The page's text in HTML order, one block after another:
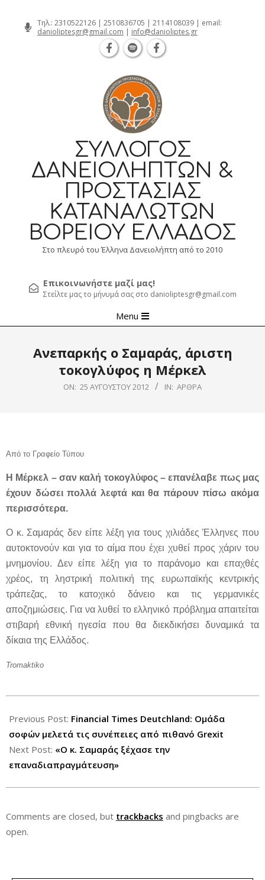
Τηλ.: 2310522126 | 2510836705 | 2114108039 | email:
danioliptesgr@gmail.com | info@danioliptes.gr
ΣΎΛΛΟΓΟΣ
ΔΑΝΕΙΟΛΗΠΤΏΝ &
ΠΡΟΣΤΑΣΊΑΣ
ΚΑΤΑΝΑΛΩΤΏΝ
ΒΟΡΕΊΟΥ ΕΛΛΆΔΟΣ
Στο πλευρό του Έλληνα Δανειολήπτη από το 2010
Επικοινωνήστε μαζί μας!
Στείλτε μας το μήνυμά σας στο danioliptesgr@gmail.com
Navigation
Menu
Ανεπαρκής ο Σαμαράς, άριστη
τοκογλύφος η Μέρκελ
ON: 25 ΑΥΓΟΎΣΤΟΥ 2012 IN: ΆΡΘΡΑ
Από το Γραφείο Τύπου
Η Μέρκελ – σαν καλή τοκογλύφος – επανέλαβε πως μας
έχουν δώσει πολλά λεφτά και θα πάρουν πίσω ακόμα
περισσότερα.
Ο κ. Σαμαράς δεν είπε λέξη για τους χιλιάδες Έλληνες που
αυτοκτονούν και για το αίμα που έχει χυθεί προς χάριν του
μνημονίου. Δεν είπε λέξη για το παράνομο και επαχθές
χρέος, τη ληστρική πολιτική της ευρωπαϊκής κεντρικής
τράπεζας, το κατοχικό δάνειο και τις γερμανικές
αποζημιώσεις. Για να λυθεί το ελληνικό πρόβλημα απαιτείται
στιβαρή εθνική ηγεσία που θα διεκδικήσει δυναμικά τα
δίκαια της Ελλάδος.
Tromaktiko
08-
25
Previous Post: Financial Times Deutchland: Ομάδα
σοφών μελετά τις συνέπειες από πιθανό Grexit
Next Post: «Ο κ. Σαμαράς ξέχασε την
επαναδιαπραγμάτευση»
Comments are closed, but trackbacks and pingbacks are
open.